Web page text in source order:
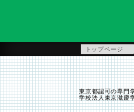
トップページ
東京都認可の専門
学校法人東京滋慶